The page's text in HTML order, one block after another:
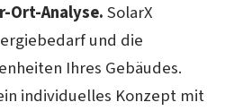
Ort-Analyse.SolarX
und die
Ihres Gebäudes.
individuelles Konzept mit